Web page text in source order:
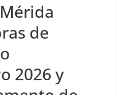
de
2026 y